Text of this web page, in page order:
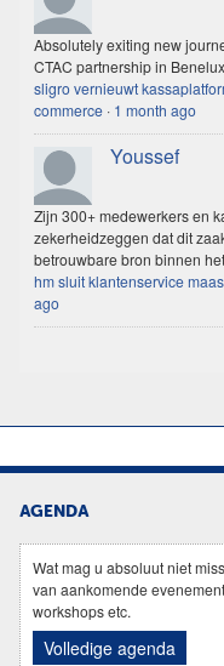
Absolutely exiting new
CTAC partnership in
sligro vernieuwt
commerce · 1 month ago
Youssef
Zijn 300+ medewerkers en
zekerheidzeggen dat dit
betrouwbare bron binnen
hm sluit klantenservice
ago
AGENDA
Wat mag u absoluut niet
van aankomende
workshops etc.
Volledige agenda